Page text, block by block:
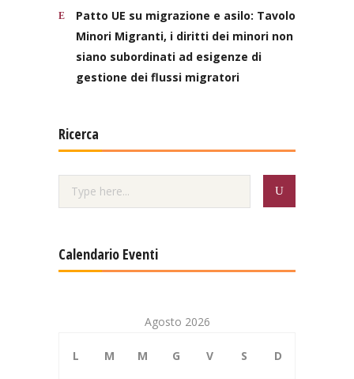
Patto UE su migrazione e asilo: Tavolo
Minori Migranti, i diritti dei minori non
siano subordinati ad esigenze di
gestione dei flussi migratori
Ricerca
Calendario Eventi
Agosto 2026
L M M G V S D